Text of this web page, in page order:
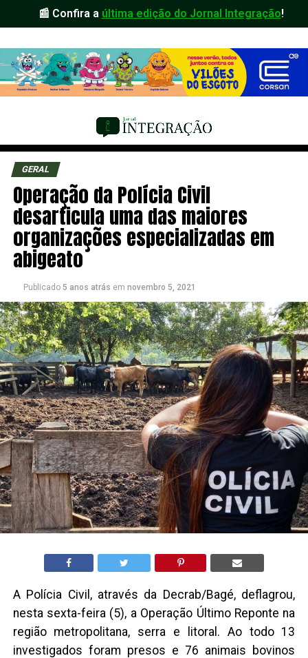
📰 Confira a última edição do Jornal Integração!
GERAL
Operação da Polícia Civil
desarticula uma das maiores
organizações especializadas em
abigeato
Publicado 5 anos atrás em novembro 5, 2021
A Polícia Civil, através da Decrab/Bagé, deflagrou,
nesta sexta-feira (5), a Operação Último Reponte na
região metropolitana, serra e litoral. Ao todo 13
investigados foram presos e 76 animais bovinos